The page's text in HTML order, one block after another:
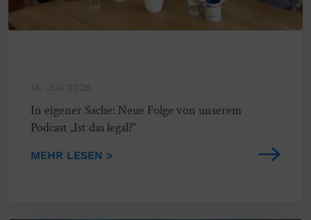
14. Juli 2026
In eigener Sache: Neue Folge von unserem
Podcast „Ist das legal?“
MEHR LESEN >